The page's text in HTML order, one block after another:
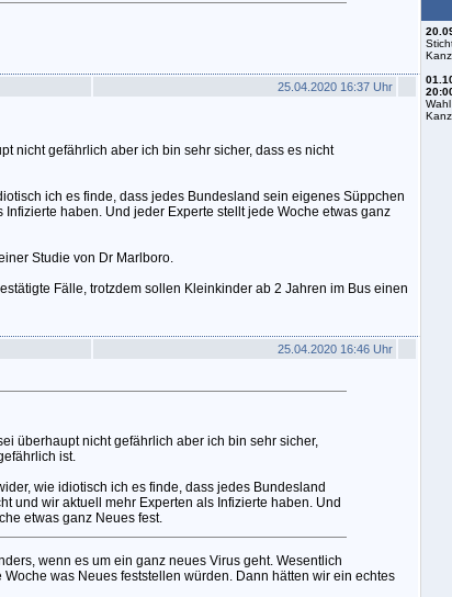
25.04.2020 16:37 Uhr
nicht gefährlich aber ich bin sehr sicher, dass es nicht
ich es finde, dass jedes Bundesland sein eigenes Süppchen
haben. Und jeder Experte stellt jede Woche etwas ganz
Studie von Dr Marlboro.
Fälle, trotzdem sollen Kleinkinder ab 2 Jahren im Bus einen
25.04.2020 16:46 Uhr
überhaupt nicht gefährlich aber ich bin sehr sicher,
ist.
wie idiotisch ich es finde, dass jedes Bundesland
und wir aktuell mehr Experten als Infizierte haben. Und
etwas ganz Neues fest.
wenn es um ein ganz neues Virus geht. Wesentlich
was Neues feststellen würden. Dann hätten wir ein echtes